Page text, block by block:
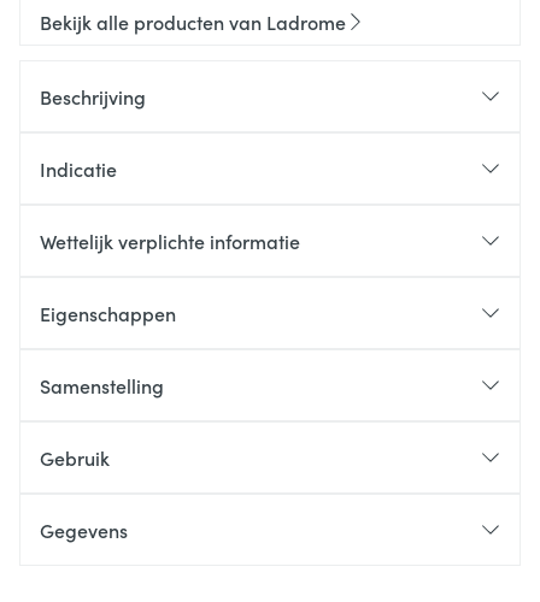
Bekijk alle producten van Ladrome
Beschrijving
Indicatie
Wettelijk verplichte informatie
Eigenschappen
Samenstelling
Gebruik
Gegevens